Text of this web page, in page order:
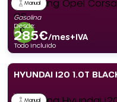
Manual
Gasolina
Desde:
285€/mes+IVA
Todo incluido
HYUNDAI I20 1.0T
Manual